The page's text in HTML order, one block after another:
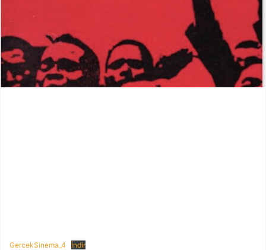
GercekSinema_4 İndir